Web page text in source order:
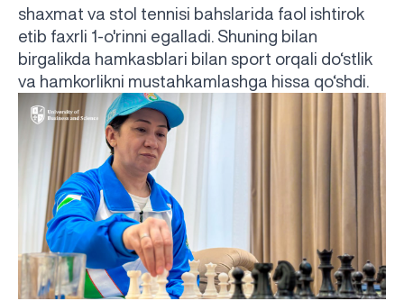
shaxmat va stol tennisi bahslarida faol ishtirok
etib faxrli 1-o'rinni egalladi. Shuning bilan
birgalikda hamkasblari bilan sport orqali do‘stlik
va hamkorlikni mustahkamlashga hissa qo‘shdi.